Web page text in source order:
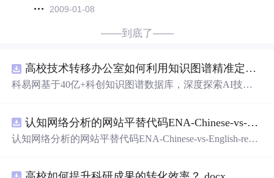
2009-01-08
——到底了——
高校技术转移办公室如何利用知识图谱精准定位产业需求与技术适配点？.docx
科易网基于40亿+科创知识图谱数据库，深度探索AI技术
新领域的AI+数智化解决方案，推动科技创新与产业创新
智能化发展。
认知网络分析的网站平替代码ENA-Chinese-vs-English-reproducible.zip
认知网络分析的网站平替代码ENA-Chinese-vs-English-repro